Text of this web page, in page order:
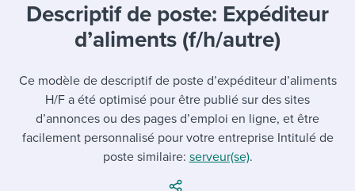
Mobilizing AI in my work
Evaluating candidates
Working together with others
Templates & Guides
I WANT...
Job description templates
Interview question templates
I’m a jobseeker
I WANT TO LEARN ABOUT...
Applying for a job
Interview process
Attend webinars & events
Workable customer stories
Explore Workable
Descriptif de poste: Expéditeur
d’aliments (f/h/autre)
Ce modèle de descriptif de poste d’expéditeur d’aliments
H/F a été optimisé pour être publié sur des sites
d’annonces ou des pages d’emploi en ligne, et être
facilement personnalisé pour votre entreprise Intitulé de
poste similaire: serveur(se).